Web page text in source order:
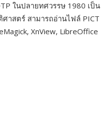
ในปลายทศวรรษ 1980 เป็น
าสตร์ สามารถอ่านไฟล์ PICT
XnView, LibreOffice